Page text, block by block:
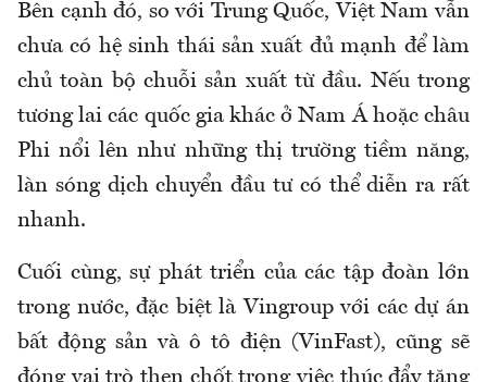
Bên cạnh đó, so với Trung Quốc, Việt Nam vẫn
chưa có hệ sinh thái sản xuất đủ mạnh để làm
chủ toàn bộ chuỗi sản xuất từ đầu. Nếu trong
tương lai các quốc gia khác ở Nam Á hoặc châu
Phi nổi lên như những thị trường tiềm năng,
làn sóng dịch chuyển đầu tư có thể diễn ra rất
nhanh.
Cuối cùng, sự phát triển của các tập đoàn lớn
trong nước, đặc biệt là Vingroup với các dự án
bất động sản và ô tô điện (VinFast), cũng sẽ